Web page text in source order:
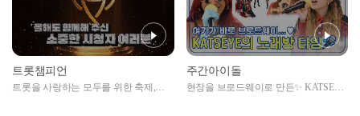
트롯챔피언
트롯을 사랑하는 모두를 위한 축제,
주간아이돌
현장을 브로드웨이로 만든✨ KATSEYE